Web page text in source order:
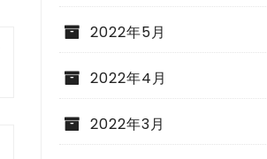
2022年5月
2022年4月
2022年3月